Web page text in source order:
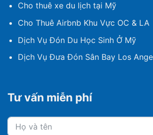
Cho thuê xe du lịch tại Mỹ
Cho Thuê Airbnb Khu Vực OC & LA
Dịch Vụ Đón Du Học Sinh Ở Mỹ
Dịch Vụ Đưa Đón Sân Bay Los
Tư vấn miễn phí